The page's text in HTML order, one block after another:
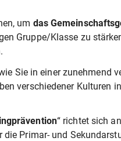
um das
Gruppe/Klasse zu
Sie in einer zunehmend
verschiedener Kulturen
“ richtet sich
Primar- und